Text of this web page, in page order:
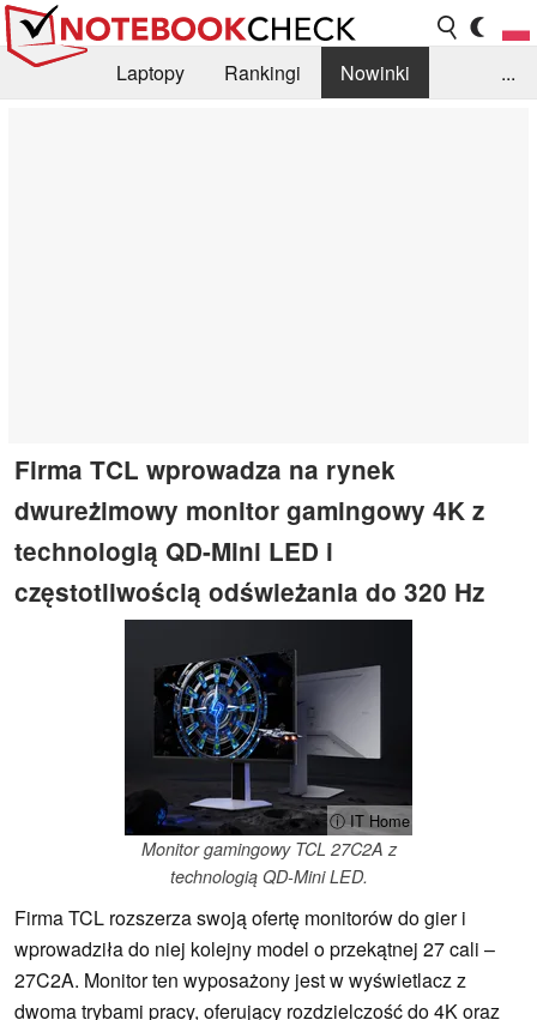
Laptopy Rankingi
Nowinki
...
Firma TCL wprowadza na rynek
dwureżimowy monitor gamingowy 4K z
technologią QD-Mini LED i
częstotliwością odświeżania do 320 Hz
ⓘ IT Home
Monitor gamingowy TCL 27C2A z
technologią QD-Mini LED.
Firma TCL rozszerza swoją ofertę monitorów do gier i
wprowadziła do niej kolejny model o przekątnej 27 cali –
27C2A. Monitor ten wyposażony jest w wyświetlacz z
dwoma trybami pracy, oferujący rozdzielczość do 4K oraz